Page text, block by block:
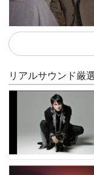
リアルサウンド厳